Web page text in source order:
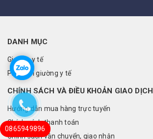
DANH MỤC
Giường y tế
Phụ kiện giường y tế
CHÍNH SÁCH VÀ ĐIỀU KHOẢN GIAO DỊCH
Hướng dẫn mua hàng trực tuyến
Chính sách thanh toán
Chính sách vận chuyển, giao nhận
0865949896